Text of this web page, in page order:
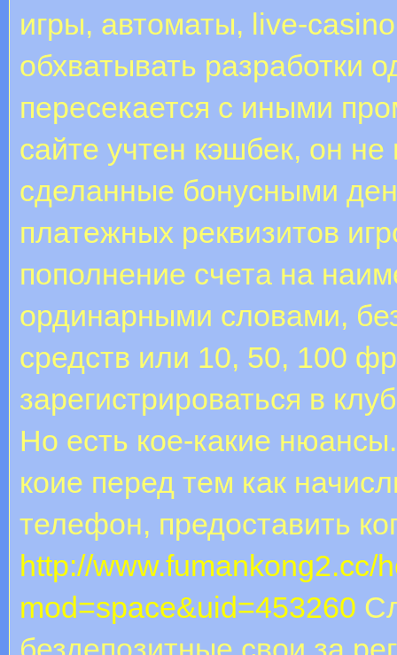
игры, автоматы, live-
обхватывать разработки
пересекается с иными
сайте учтен кэшбек, он не
сделанные бонусными
платежных реквизитов
пополнение счета на
ординарными словами,
средств или 10, 50, 100
зарегистрироваться в
Но есть кое-какие
коие перед тем как
телефон, предоставить
http://www.fumankong2.cc/
mod=space&uid=453260